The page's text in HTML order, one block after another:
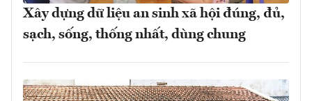
Xây dựng dữ liệu an sinh xã hội đúng, đủ,
sạch, sống, thống nhất, dùng chung